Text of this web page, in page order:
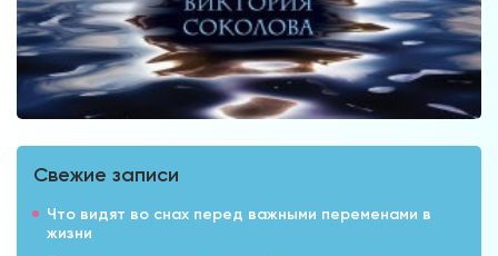
Свежие записи
Что видят во снах перед важными переменами в
жизни